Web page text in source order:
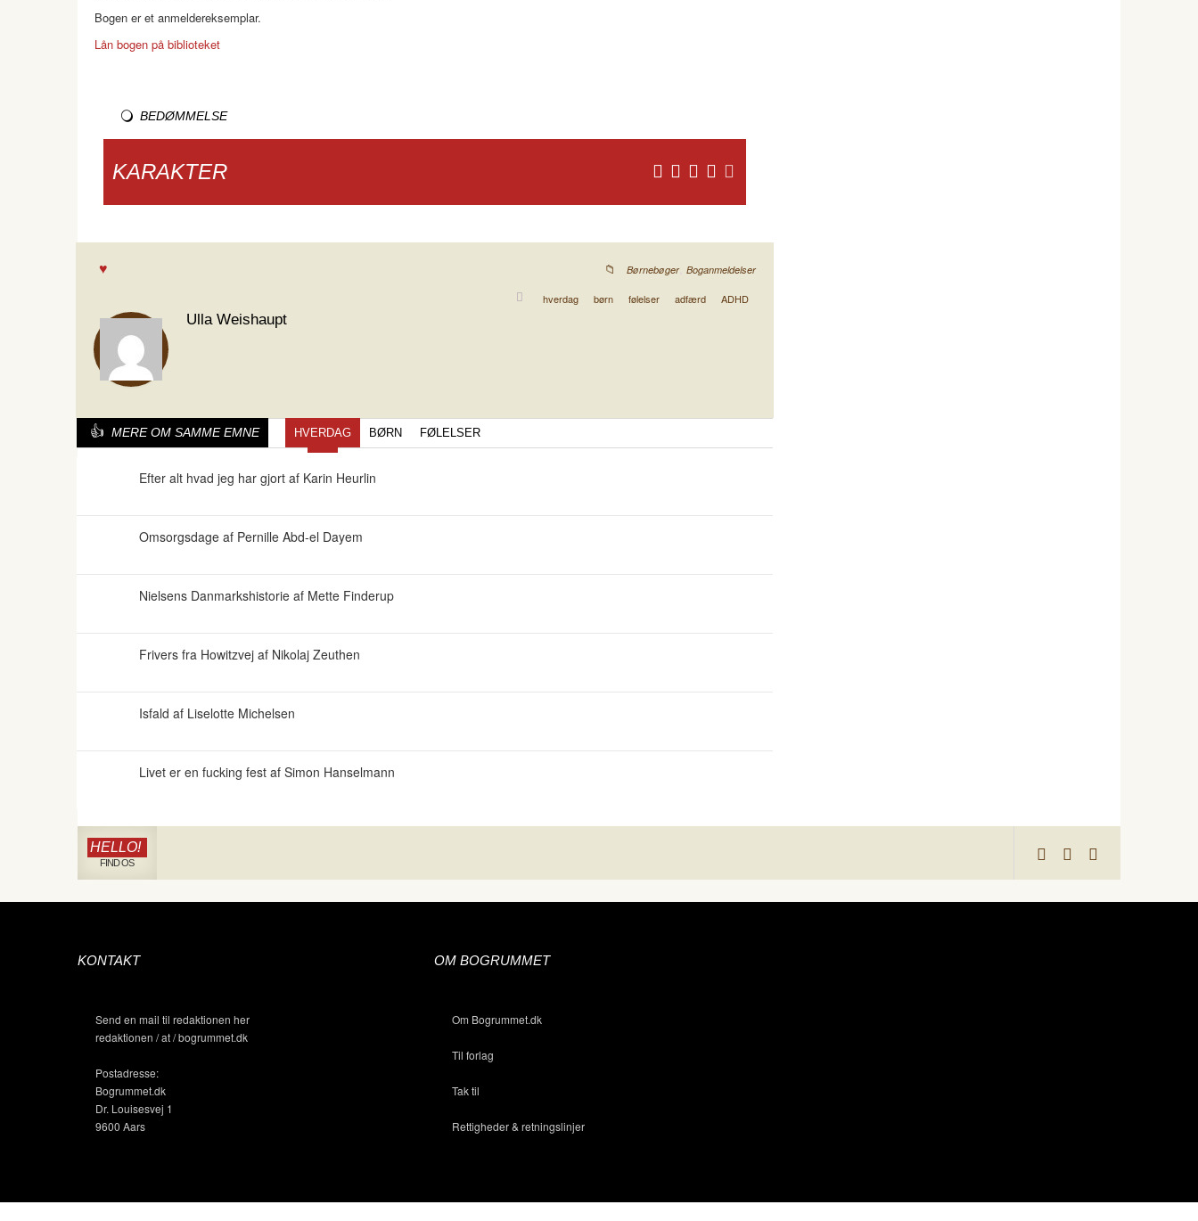
Bogen er et anmeldereksemplar.
Lån bogen på biblioteket
BEDØMMELSE
KARAKTER
Børnebøger, Boganmeldelser
hverdag børn følelser adfærd ADHD
Ulla Weishaupt
MERE OM SAMME EMNE HVERDAG BØRN FØLELSER
Efter alt hvad jeg har gjort af Karin Heurlin
Omsorgsdage af Pernille Abd-el Dayem
Nielsens Danmarkshistorie af Mette Finderup
Frivers fra Howitzvej af Nikolaj Zeuthen
Isfald af Liselotte Michelsen
Livet er en fucking fest af Simon Hanselmann
HELLO!
FIND OS
KONTAKT
Send en mail til redaktionen her
redaktionen / at / bogrummet.dk
Postadresse:
Bogrummet.dk
Dr. Louisesvej 1
9600 Aars
OM BOGRUMMET
Om Bogrummet.dk
Til forlag
Tak til
Rettigheder & retningslinjer